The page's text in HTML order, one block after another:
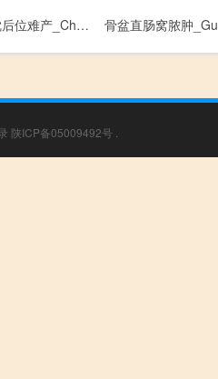
持续枕后位难产_Chi Xu Zhen Hou Nan Chan
陕ICP备05009492号